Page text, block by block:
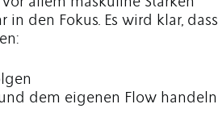
den Fokus. Es wird klar, dass
dem eigenen Flow handeln